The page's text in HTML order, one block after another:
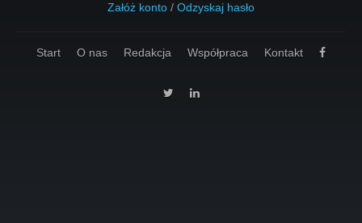
Załóż konto / Odzyskaj hasło
Start O nas Redakcja Współpraca Kontakt